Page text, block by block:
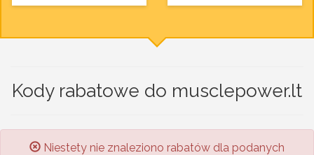
Kody rabatowe do musclepower.lt
Niestety nie znaleziono rabatów dla podanych